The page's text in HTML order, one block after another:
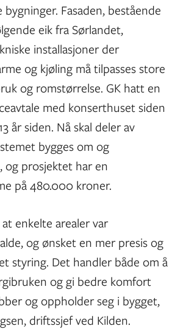
bygninger. Fasaden, bestående
eik fra Sørlandet,
installasjoner der
og kjøling må tilpasses store
og romstørrelse. GK hatt en
med konserthuset siden
år siden. Nå skal deler av
bygges om og
og prosjektet har en
på 480.000 kroner.
enkelte arealer var
og ønsket en mer presis og
styring. Det handler både om å
og gi bedre komfort
og oppholder seg i bygget,
driftssjef ved Kilden.